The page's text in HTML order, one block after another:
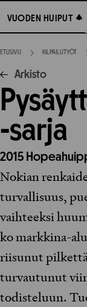
suoraan
sisältöön
VUODEN HUIPUT
VUODEN HUIPUT
ETUSIVU KILPAILUTYÖT
Arkisto
-sarja
2015
Nokian
turvallisuus,
vaihteeksi
ko markkina-
riisunut
turvautunut
todisteluun.